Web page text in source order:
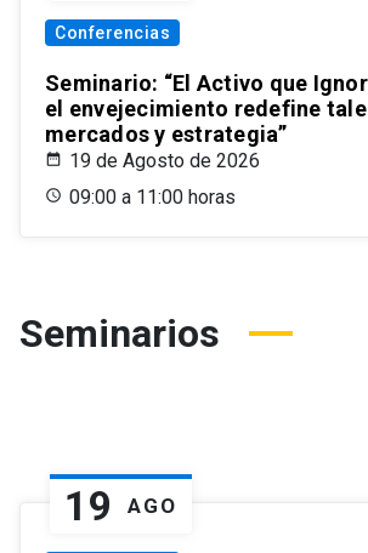
Conferencias
Seminario: “El Activo que
el envejecimiento redefine
mercados y estrategia”
19 de Agosto de 2026
09:00 a 11:00 horas
Seminarios
19 AGO